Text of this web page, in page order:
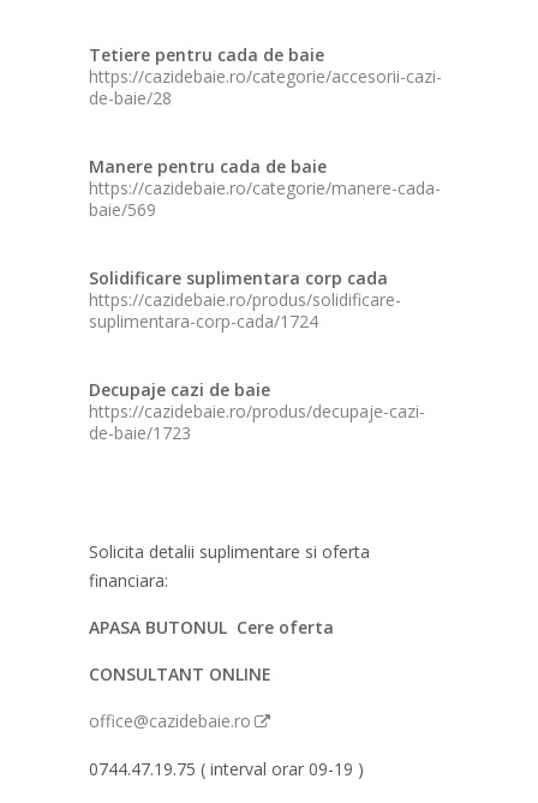
Tetiere pentru cada de baie
https://cazidebaie.ro/categorie/accesorii-cazi-
de-baie/28
Manere pentru cada de baie
https://cazidebaie.ro/categorie/manere-cada-
baie/569
Solidificare suplimentara corp cada
https://cazidebaie.ro/produs/solidificare-
suplimentara-corp-cada/1724
Decupaje cazi de baie
https://cazidebaie.ro/produs/decupaje-cazi-
de-baie/1723
Solicita detalii suplimentare si oferta
financiara:
APASA BUTONUL Cere oferta
CONSULTANT ONLINE
office@cazidebaie.ro
0744.47.19.75 ( interval orar 09-19 )